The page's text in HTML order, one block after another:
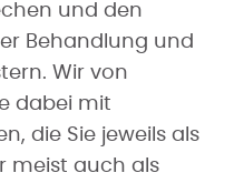
und den
Behandlung und
Wir von
dabei mit
die Sie jeweils als
meist auch als